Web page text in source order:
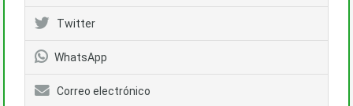
Twitter
WhatsApp
Correo electrónico